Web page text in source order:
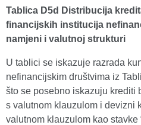
Tablica D5d Distribucija
financijskih institucija
namjeni i valutnoj strukturi
U tablici se iskazuje razrada
nefinancijskim društvima iz
što se posebno iskazuju krediti
s valutnom klauzulom i devizni
valutnom klauzulom kao stavke